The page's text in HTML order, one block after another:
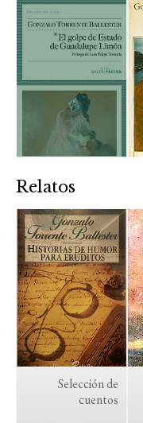
Relatos
Selección de
cuentos